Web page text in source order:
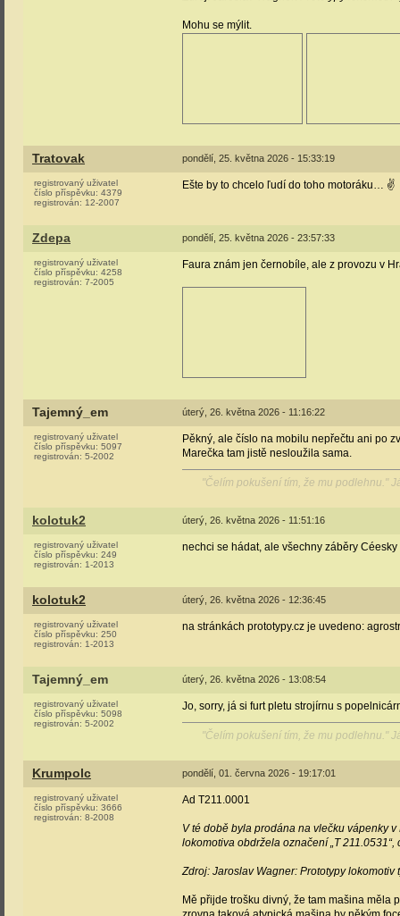
Mohu se mýlit.
Tratovak pondělí, 25. května 2026 - 15:33:19
registrovaný uživatel
číslo příspěvku: 4379
registrován: 12-2007
Ešte by to chcelo ľudí do toho motoráku… ✌
Zdepa pondělí, 25. května 2026 - 23:57:33
registrovaný uživatel
číslo příspěvku: 4258
registrován: 7-2005
Faura znám jen černobíle, ale z provozu v
Tajemný_em úterý, 26. května 2026 - 11:16:22
registrovaný uživatel
číslo příspěvku: 5097
registrován: 5-2002
Pěkný, ale číslo na mobilu nepřečtu ani po
Marečka tam jistě nesloužila sama.
"Čelím pokušení tím, že mu podlehnu."
kolotuk2 úterý, 26. května 2026 - 11:51:16
registrovaný uživatel
číslo příspěvku: 249
registrován: 1-2013
nechci se hádat, ale všechny záběry
kolotuk2 úterý, 26. května 2026 - 12:36:45
registrovaný uživatel
číslo příspěvku: 250
registrován: 1-2013
na stránkách prototypy.cz je uvedeno:
Tajemný_em úterý, 26. května 2026 - 13:08:54
registrovaný uživatel
číslo příspěvku: 5098
registrován: 5-2002
Jo, sorry, já si furt pletu strojírnu s
"Čelím pokušení tím, že mu podlehnu."
Krumpolc pondělí, 01. června 2026 - 19:17:01
registrovaný uživatel
číslo příspěvku: 3666
registrován: 8-2008
Ad T211.0001
V té době byla prodána na vlečku vápenky
lokomotiva obdržela označení „T
Zdroj: Jaroslav Wagner: Prototypy
Mě přijde trošku divný, že tam mašina měla